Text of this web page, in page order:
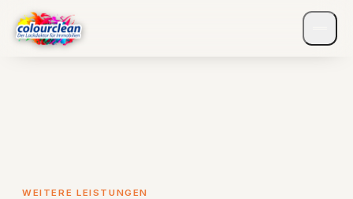
WEITERE LEISTUNGEN